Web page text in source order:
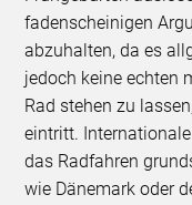
fadenscheinigen
abzuhalten, da es
jedoch keine echten
Rad stehen zu
eintritt.
das Radfahren
wie Dänemark oder